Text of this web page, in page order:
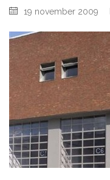
19 november 2009